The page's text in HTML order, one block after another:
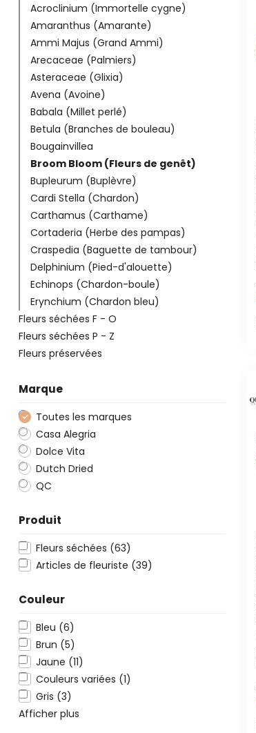
Acroclinium (Immortelle cygne)
Amaranthus (Amarante)
Ammi Majus (Grand Ammi)
Arecaceae (Palmiers)
Asteraceae (Glixia)
Avena (Avoine)
Babala (Millet perlé)
Betula (Branches de bouleau)
Bougainvillea
Broom Bloom (Fleurs de genêt)
Bupleurum (Buplèvre)
Cardi Stella (Chardon)
Carthamus (Carthame)
Cortaderia (Herbe des pampas)
Craspedia (Baguette de tambour)
Delphinium (Pied-d'alouette)
Echinops (Chardon-boule)
Erynchium (Chardon bleu)
Fleurs séchées F - O
Fleurs séchées P - Z
Fleurs préservées
Marque
Toutes les marques
Casa Alegria
Dolce Vita
Dutch Dried
QC
Produit
Fleurs séchées (63)
Articles de fleuriste (39)
Couleur
Bleu (6)
Brun (5)
Jaune (11)
Couleurs variées (1)
Gris (3)
Afficher plus